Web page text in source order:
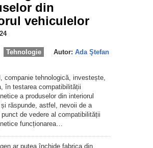
din
vehiculelor
Tehnologie Autor: Ada Ştefan
companie tehnologică, investește,
în testarea compatibilității
a produselor din interiorul
răspunde, astfel, nevoii de a
de vedere al compatibilității
funcționarea…